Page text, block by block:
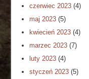
czerwiec 2023 (4)
maj 2023 (5)
kwiecień 2023 (4)
marzec 2023 (7)
luty 2023 (4)
styczeń 2023 (5)